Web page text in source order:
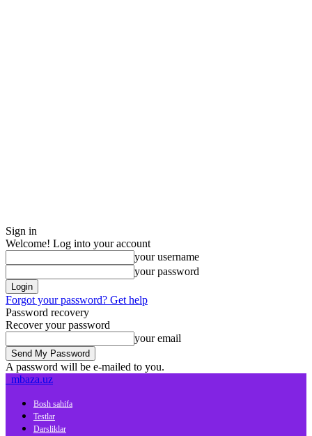
Sign in
Welcome! Log into your account
your username
your password
Forgot your password? Get help
Password recovery
Recover your password
your email
A password will be e-mailed to you.
mbaza.uz
Bosh sahifa
Testlar
Darsliklar